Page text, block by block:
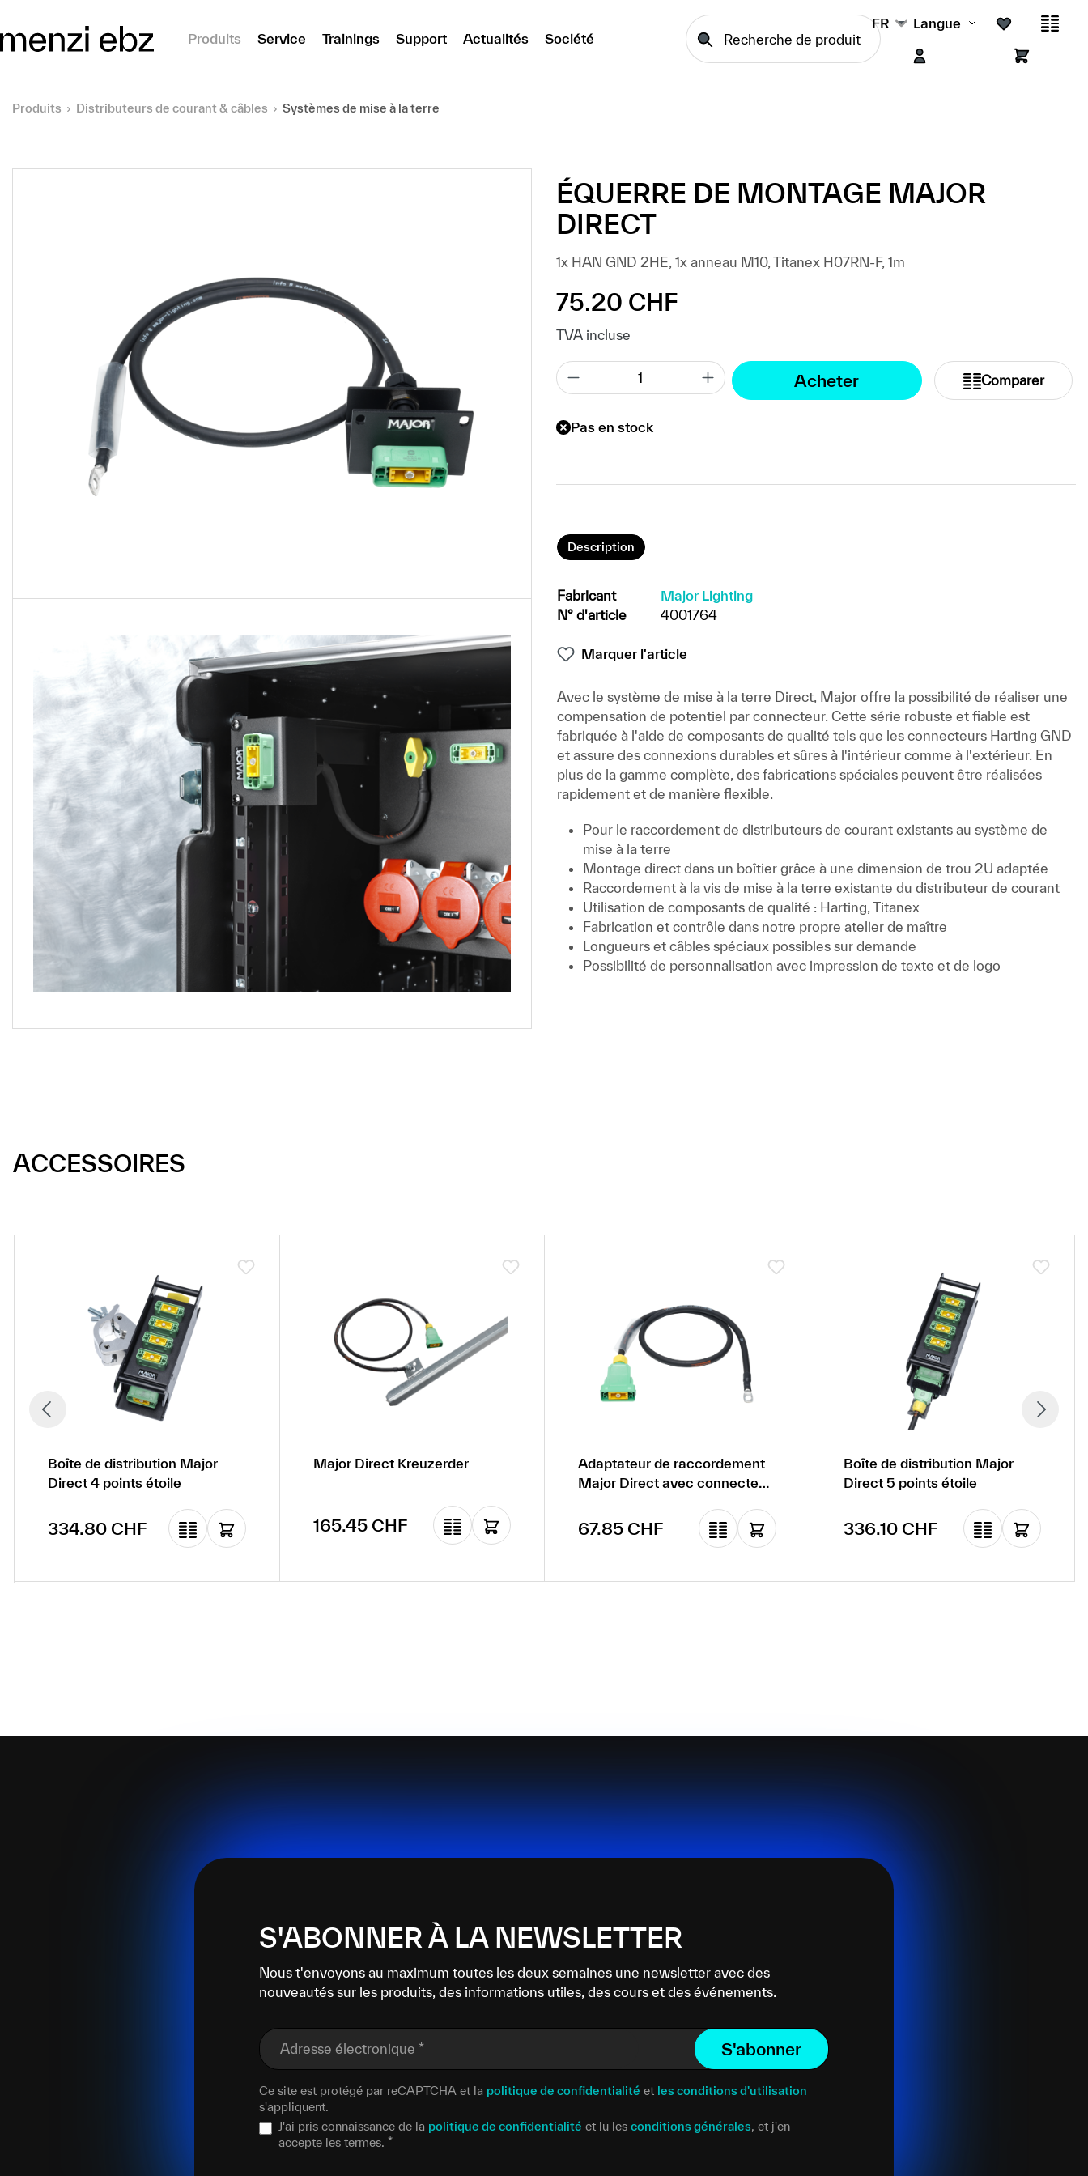
Produits
Service Trainings Support Actualités Société
FR Langue
Produits Distributeurs de courant & câbles Systèmes de mise à la terre
ÉQUERRE DE MONTAGE MAJOR
DIRECT
1x HAN GND 2HE, 1x anneau M10, Titanex H07RN-F, 1m
Prix régulier :
75.20 CHF
TVA incluse
Acheter Comparer
Pas en stock
Description
Fabricant
Major Lighting
N° d'article
4001764
Marquer l'article
Avec le système de mise à la terre Direct, Major offre la possibilité de réaliser une
compensation de potentiel par connecteur. Cette série robuste et fiable est
fabriquée à l'aide de composants de qualité tels que les connecteurs Harting GND
et assure des connexions durables et sûres à l'intérieur comme à l'extérieur. En
plus de la gamme complète, des fabrications spéciales peuvent être réalisées
rapidement et de manière flexible.
Pour le raccordement de distributeurs de courant existants au système de
mise à la terre
Montage direct dans un boîtier grâce à une dimension de trou 2U adaptée
Raccordement à la vis de mise à la terre existante du distributeur de courant
Utilisation de composants de qualité : Harting, Titanex
Fabrication et contrôle dans notre propre atelier de maître
Longueurs et câbles spéciaux possibles sur demande
Possibilité de personnalisation avec impression de texte et de logo
ACCESSOIRES
Boîte de distribution Major
Direct 4 points étoile
Prix régulier :
334.80 CHF
Major Direct Kreuzerder
Prix régulier :
165.45 CHF
Adaptateur de raccordement
Major Direct avec connecteur
Prix régulier :
67.85 CHF
Boîte de distribution Major
Direct 5 points étoile
Prix régulier :
336.10 CHF
S'ABONNER À LA NEWSLETTER
Nous t'envoyons au maximum toutes les deux semaines une newsletter avec des
nouveautés sur les produits, des informations utiles, des cours et des événements.
Adresse électronique * S'abonner
Ce site est protégé par reCAPTCHA et la politique de confidentialité et les conditions d'utilisation
s'appliquent.
J'ai pris connaissance de la politique de confidentialité et lu les conditions générales, et j'en
accepte les termes. *